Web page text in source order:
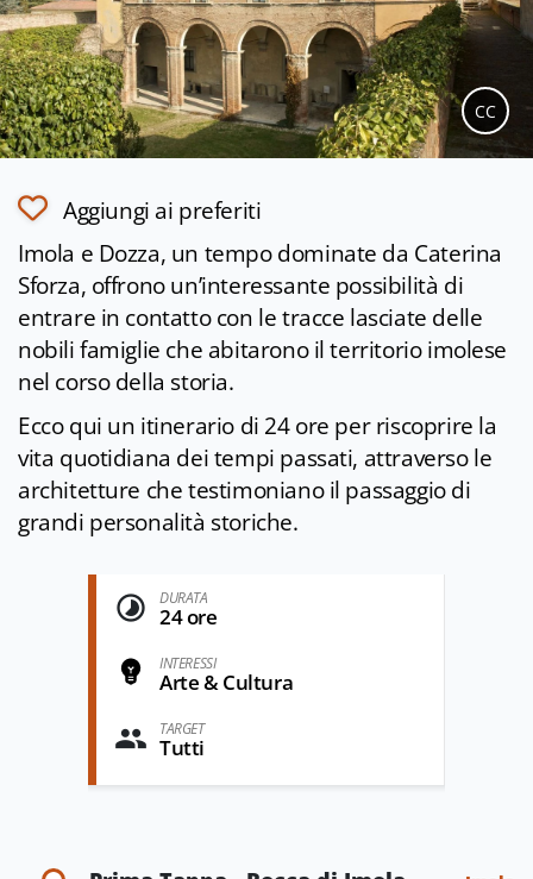
CC
Aggiungi ai preferiti
Imola e Dozza, un tempo dominate da Caterina
Sforza, offrono un’interessante possibilità di
entrare in contatto con le tracce lasciate delle
nobili famiglie che abitarono il territorio imolese
nel corso della storia.
Ecco qui un itinerario di 24 ore per riscoprire la
vita quotidiana dei tempi passati, attraverso le
architetture che testimoniano il passaggio di
grandi personalità storiche.
DURATA
24 ore
INTERESSI
Arte & Cultura
TARGET
Tutti